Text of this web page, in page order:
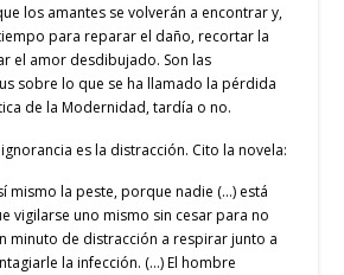
los amantes se volverán a encontrar y,
para reparar el daño, recortar la
el amor desdibujado. Son las
sobre lo que se ha llamado la pérdida
de la Modernidad, tardía o no.
es la distracción. Cito la novela:
mismo la peste, porque nadie (…) está
vigilarse uno mismo sin cesar para no
minuto de distracción a respirar junto a
la infección. (…) El hombre